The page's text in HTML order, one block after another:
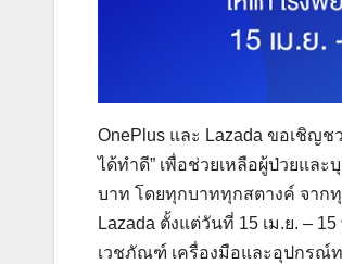
OnePlus และ Lazada ขอเชิญ
ได้ทำดี” เพื่อช่วยเหลือผู้ป่วยแล
บาท โดยทุกบาททุกสตางค์ จาก
Lazada ตั้งแต่วันที่ 15 เม.ย. –
เวชภัณฑ์ เครื่องมือและอุปกรณ์